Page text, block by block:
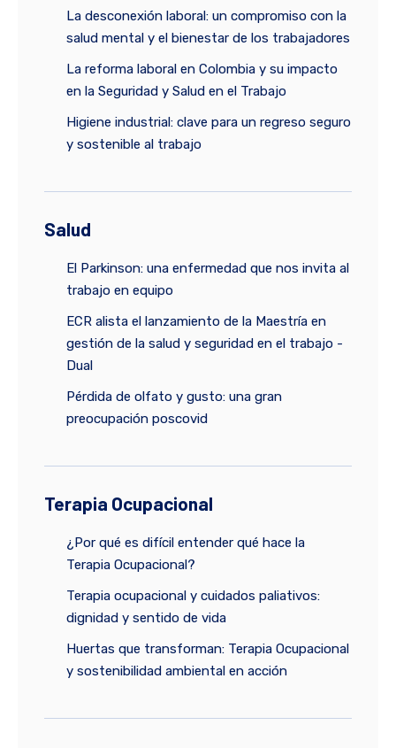
La desconexión laboral: un compromiso con la
salud mental y el bienestar de los trabajadores
La reforma laboral en Colombia y su impacto
en la Seguridad y Salud en el Trabajo
Higiene industrial: clave para un regreso seguro
y sostenible al trabajo
Salud
El Parkinson: una enfermedad que nos invita al
trabajo en equipo
ECR alista el lanzamiento de la Maestría en
gestión de la salud y seguridad en el trabajo -
Dual
Pérdida de olfato y gusto: una gran
preocupación poscovid
Terapia Ocupacional
¿Por qué es difícil entender qué hace la
Terapia Ocupacional?
Terapia ocupacional y cuidados paliativos:
dignidad y sentido de vida
Huertas que transforman: Terapia Ocupacional
y sostenibilidad ambiental en acción